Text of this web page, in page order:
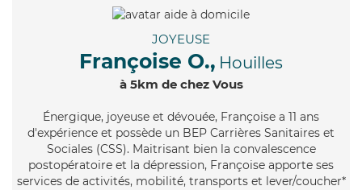
JOYEUSE
Françoise O., Houilles
à 5km de chez Vous
Énergique, joyeuse et dévouée, Françoise a 11 ans
d'expérience et possède un BEP Carrières Sanitaires et
Sociales (CSS). Maitrisant bien la convalescence
postopératoire et la dépression, Françoise apporte ses
services de activités, mobilité, transports et lever/coucher*